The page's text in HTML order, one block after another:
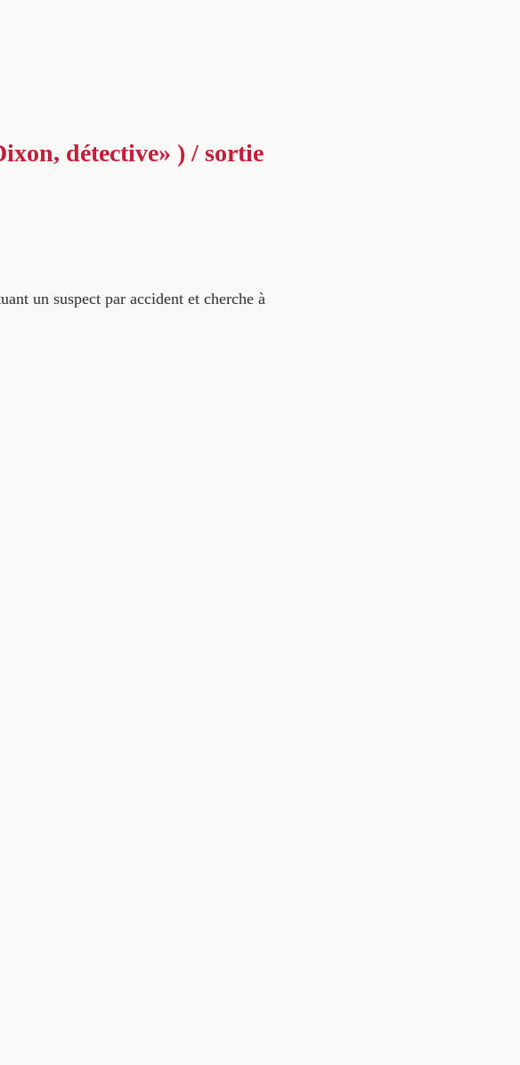
détective» ) / sortie
un suspect par accident et cherche à